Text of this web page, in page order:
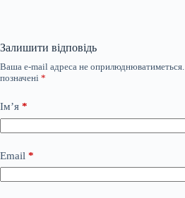
Залишити відповідь
Ваша e-mail адреса не оприлюднюватиметься.
позначені *
Ім’я *
Email *